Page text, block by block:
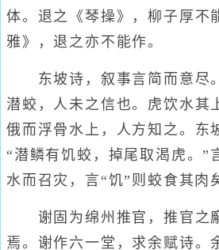
体。退之《琴操》，柳子厚不
雅》，退之亦不能作。
东坡诗，叙事言简而意尽
潜蛟，人未之信也。虎饮水其
俄而浮骨水上，人方知之。东
“潜鳞有饥蛟，掉尾取渴虎。”
水而召灾，言“饥”则蛟食其肉
谢固为绵州推官，推官之
焉。谢作六一堂，求余赋诗。